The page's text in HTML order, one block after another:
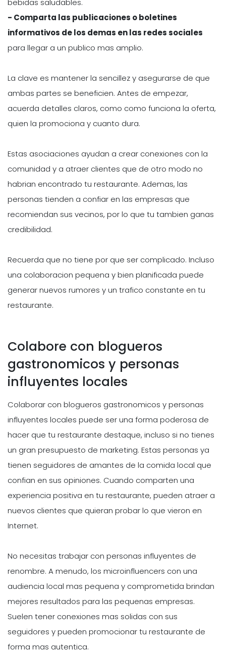
bebidas saludables.
- Comparta las publicaciones o boletines
informativos de los demas en las redes sociales
para llegar a un publico mas amplio.
La clave es mantener la sencillez y asegurarse de que
ambas partes se beneficien. Antes de empezar,
acuerda detalles claros, como como funciona la oferta,
quien la promociona y cuanto dura.
Estas asociaciones ayudan a crear conexiones con la
comunidad y a atraer clientes que de otro modo no
habrian encontrado tu restaurante. Ademas, las
personas tienden a confiar en las empresas que
recomiendan sus vecinos, por lo que tu tambien ganas
credibilidad.
Recuerda que no tiene por que ser complicado. Incluso
una colaboracion pequena y bien planificada puede
generar nuevos rumores y un trafico constante en tu
restaurante.
Colabore con blogueros
gastronomicos y personas
influyentes locales
Colaborar con blogueros gastronomicos y personas
influyentes locales puede ser una forma poderosa de
hacer que tu restaurante destaque, incluso si no tienes
un gran presupuesto de marketing. Estas personas ya
tienen seguidores de amantes de la comida local que
confian en sus opiniones. Cuando comparten una
experiencia positiva en tu restaurante, pueden atraer a
nuevos clientes que quieran probar lo que vieron en
Internet.
No necesitas trabajar con personas influyentes de
renombre. A menudo, los microinfluencers con una
audiencia local mas pequena y comprometida brindan
mejores resultados para las pequenas empresas.
Suelen tener conexiones mas solidas con sus
seguidores y pueden promocionar tu restaurante de
forma mas autentica.